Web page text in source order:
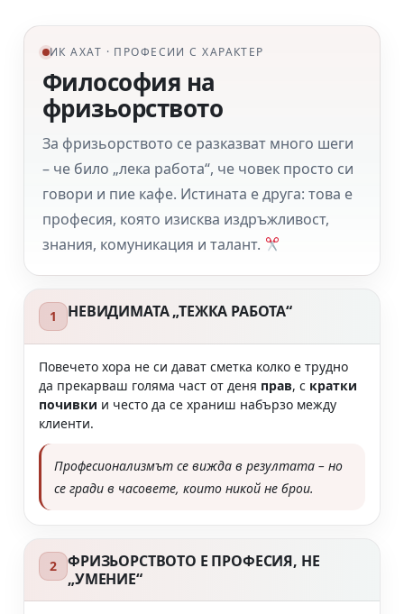
ИК АХАТ · ПРОФЕСИИ С ХАРАКТЕР
Философия на
фризьорството
За фризьорството се разказват много шеги
– че било „лека работа“, че човек просто си
говори и пие кафе. Истината е друга: това е
професия, която изисква издръжливост,
знания, комуникация и талант.
1 НЕВИДИМАТА „ТЕЖКА РАБОТА“
Повечето хора не си дават сметка колко е трудно
да прекарваш голяма част от деня прав, с кратки
почивки и често да се храниш набързо между
клиенти.
Професионализмът се вижда в резултата – но
се гради в часовете, които никой не брои.
2
ФРИЗЬОРСТВОТО Е ПРОФЕСИЯ, НЕ
„УМЕНИЕ“